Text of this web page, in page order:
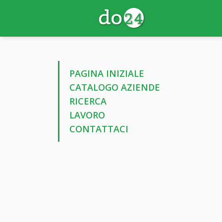
PAGINA INIZIALE
CATALOGO AZIENDE
RICERCA
LAVORO
CONTATTACI